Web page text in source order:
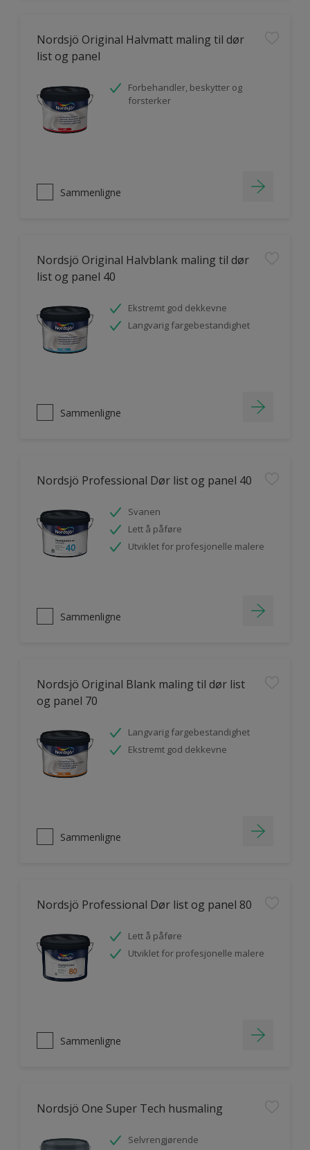
Nordsjö Original Halvmatt maling til dør
list og panel
Forbehandler, beskytter og
forsterker
Sammenligne
Nordsjö Original Halvblank maling til dør
list og panel 40
Ekstremt god dekkevne
Langvarig fargebestandighet
Sammenligne
Nordsjö Professional Dør list og panel 40
Svanen
Lett å påføre
Utviklet for profesjonelle malere
Sammenligne
Nordsjö Original Blank maling til dør list
og panel 70
Langvarig fargebestandighet
Ekstremt god dekkevne
Sammenligne
Nordsjö Professional Dør list og panel 80
Lett å påføre
Utviklet for profesjonelle malere
Sammenligne
Nordsjö One Super Tech husmaling
Selvrengjørende